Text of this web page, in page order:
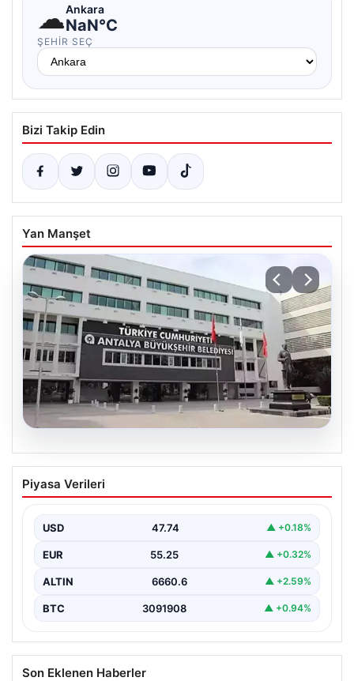
☁Ankara
NaN°C
ŞEHIR SEÇ
Bizi Takip Edin
Yan Manşet
Antalya’daki yolsuzluk soruşturmasında
iki yeni gözaltı
Piyasa Verileri
USD 47.74 ▲ +0.18%
EUR 55.25 ▲ +0.32%
ALTIN 6660.6 ▲ +2.59%
BTC 3091908 ▲ +0.94%
Son Eklenen Haberler